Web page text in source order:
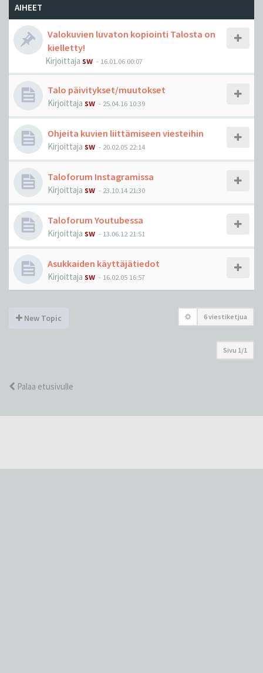
AIHEET
Valokuvien luvaton kopiointi Talosta on
kielletty!
Kirjoittaja sw - 16.01.06 00:07
Talo päivitykset/muutokset
Kirjoittaja sw - 25.04.16 10:39
Ohjeita kuvien liittämiseen viesteihin
Kirjoittaja sw - 20.02.05 22:14
Taloforum Instagramissa
Kirjoittaja sw - 23.10.14 21:30
Taloforum Youtubessa
Kirjoittaja sw - 13.06.12 21:51
Asukkaiden käyttäjätiedot
Kirjoittaja sw - 16.02.05 16:57
New Topic 6 viestiketjua
Sivu 1/1
Palaa etusivulle